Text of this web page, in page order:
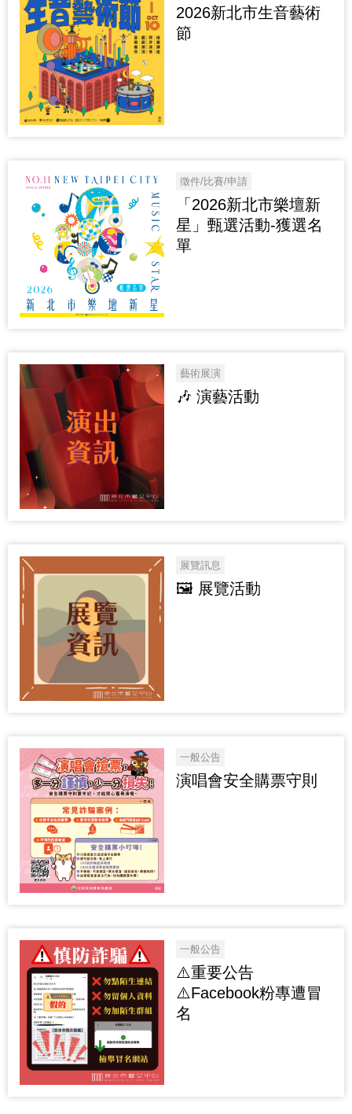
2026新北市生音藝術
節
徵件/比賽/申請
「2026新北市樂壇新
星」甄選活動-獲選名
單
藝術展演
🎶 演藝活動
展覽訊息
🖼️ 展覽活動
一般公告
演唱會安全購票守則
一般公告
⚠️重要公告
⚠️Facebook粉專遭冒
名